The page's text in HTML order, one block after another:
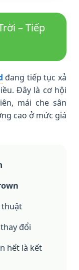
– Tiếp
đang tiếp tục xả
Đây là cơ hội
mái che sân
cao ở mức giá
thuật
đổi
hết là kết